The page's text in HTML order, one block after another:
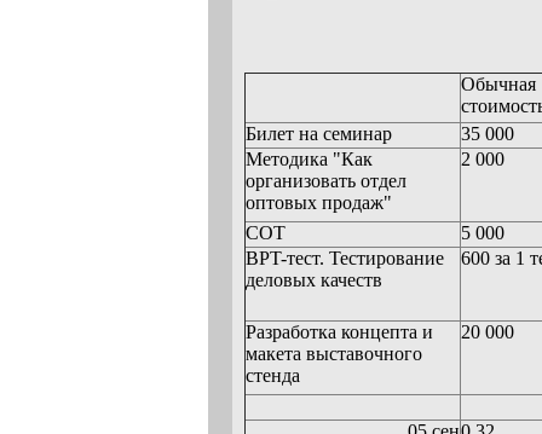
Обычная
Билет на семинар
35 000
Методика "Как
организовать отдел
оптовых продаж"
2 000
СОТ
5 000
BPT-тест. Тестирование
деловых качеств
600 за 1
Разработка концепта и
макета выставочного
стенда
20 000